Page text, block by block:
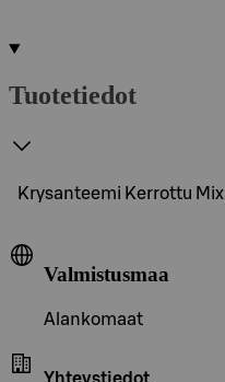
Tuotetiedot
Krysanteemi Kerrottu Mix
Valmistusmaa
Alankomaat